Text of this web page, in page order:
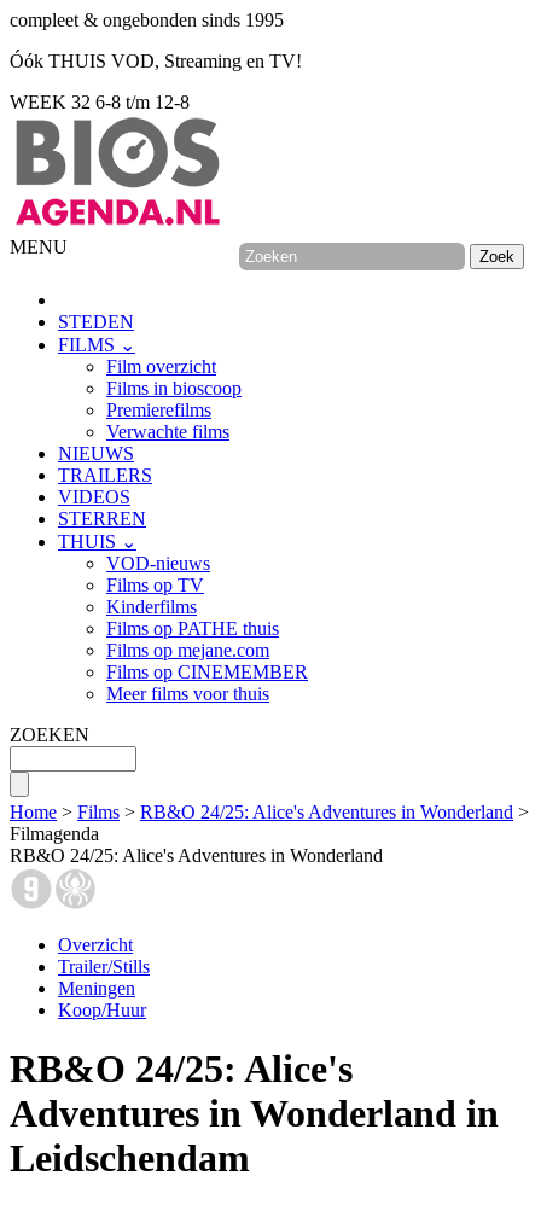
compleet & ongebonden sinds 1995
Óók THUIS VOD, Streaming en TV!
WEEK 32 6-8 t/m 12-8
MENU
STEDEN
FILMS ⌄
Film overzicht
Films in bioscoop
Premierefilms
Verwachte films
NIEUWS
TRAILERS
VIDEOS
STERREN
THUIS ⌄
VOD-nieuws
Films op TV
Kinderfilms
Films op PATHE thuis
Films op mejane.com
Films op CINEMEMBER
Meer films voor thuis
ZOEKEN
Home > Films > RB&O 24/25: Alice's Adventures in Wonderland >
Filmagenda
RB&O 24/25: Alice's Adventures in Wonderland
Overzicht
Trailer/Stills
Meningen
Koop/Huur
RB&O 24/25: Alice's
Adventures in Wonderland in
Leidschendam